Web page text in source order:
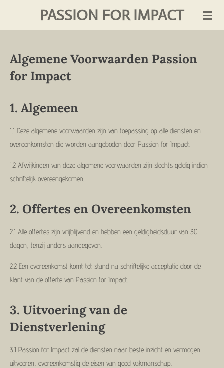
hoofdinhoud
PASSION FOR IMPACT
Algemene Voorwaarden Passion
for Impact
1. Algemeen
1.1 Deze algemene voorwaarden zijn van toepassing op alle diensten en
overeenkomsten die worden aangeboden door Passion for Impact.
1.2 Afwijkingen van deze algemene voorwaarden zijn slechts geldig indien
schriftelijk overeengekomen.
2. Offertes en Overeenkomsten
2.1 Alle offertes zijn vrijblijvend en hebben een geldigheidsduur van 30
dagen, tenzij anders aangegeven.
2.2 Een overeenkomst komt tot stand na schriftelijke acceptatie door de
klant van de offerte van Passion for Impact.
3. Uitvoering van de
Dienstverlening
3.1 Passion for Impact zal de diensten naar beste inzicht en vermogen
uitvoeren, overeenkomstig de eisen van goed vakmanschap.